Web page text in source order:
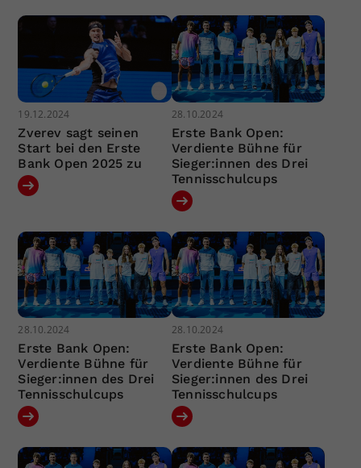
19.12.2024
Zverev sagt seinen
Start bei den Erste
Bank Open 2025 zu
28.10.2024
Erste Bank Open:
Verdiente Bühne für
Sieger:innen des Drei
Tennisschulcups
28.10.2024
Erste Bank Open:
Verdiente Bühne für
Sieger:innen des Drei
Tennisschulcups
28.10.2024
Erste Bank Open:
Verdiente Bühne für
Sieger:innen des Drei
Tennisschulcups